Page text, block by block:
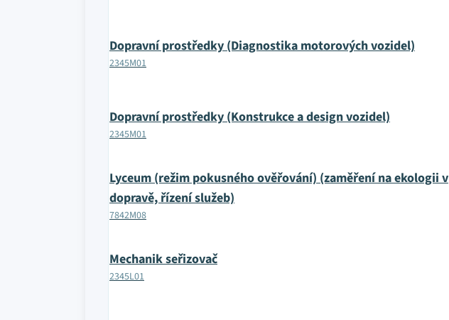
Dopravní prostředky (Diagnostika motorových vozidel)
2345M01
Dopravní prostředky (Konstrukce a design vozidel)
2345M01
Lyceum (režim pokusného ověřování) (zaměření na ekologii v
dopravě, řízení služeb)
7842M08
Mechanik seřizovač
2345L01